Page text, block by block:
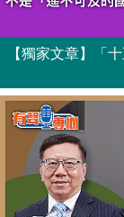
【獨家文章】「